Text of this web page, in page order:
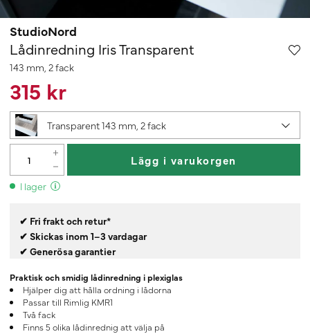
StudioNord
Lådinredning Iris Transparent
143 mm, 2 fack
315 kr
Transparent 143 mm, 2 fack
Lägg i varukorgen
I lager
✔ Fri frakt och retur*
✔ Skickas inom 1–3 vardagar
✔ Generösa garantier
Praktisk och smidig lådinredning i plexiglas
Hjälper dig att hålla ordning i lådorna
Passar till Rimlig KMR1
Två fack
Finns 5 olika lådinrednig att välja på